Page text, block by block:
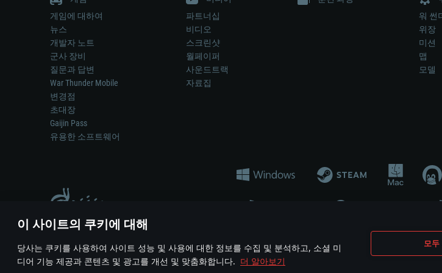
이 사이트의 쿠키에 대해
당사는 쿠키를 사용하여 사이트 성능 및 사용에 대한 정보를 수집 및 분석하고, 소셜 미
디어 기능 제공과 콘텐츠 및 광고를 개선 및 맞춤화합니다. 더 알아보기
모두
게임에 대하여
뉴스
개발자 노트
군사 장비
질문과 답변
War Thunder Mobile
변경점
초대장
Gaijin Pass
유용한 소프트웨어
파트너십
비디오
스크린샷
월페이퍼
사운드트랙
자료집
워 썬
위장
미션
맵
모델
게임 에서 어떠한 현실의 무기나 차량을 묘사하는 것은 무기 개발 업체나 장비 제조 업체가 게임 개발 후원
© 2011—2026 Gaijin Games Kft. All trademarks, logos and brand names are the property of their respective owners.
이용 약관 이용 약관